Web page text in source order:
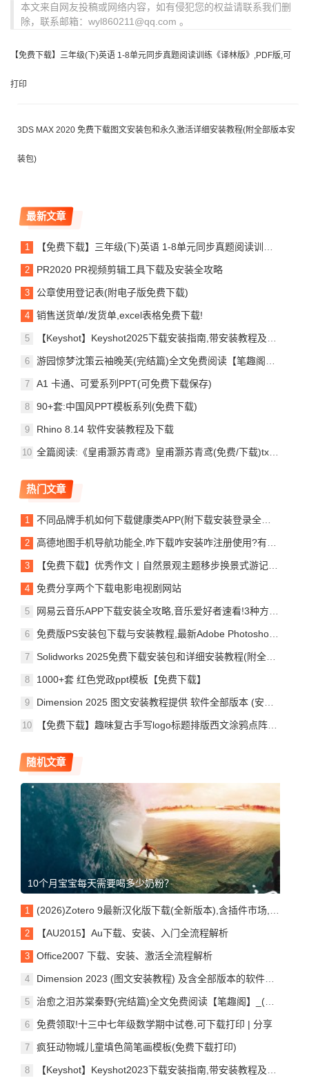
本文来自网友投稿或网络内容，如有侵犯您的权益请联系我们删
除，联系邮箱：wyl860211@qq.com 。
【免费下载】三年级(下)英语 1-8单元同步真题阅读训练《译林版》,PDF版,可
打印
3DS MAX 2020 免费下载图文安装包和永久激活详细安装教程(附全部版本安
装包)
最新文章
【免费下载】三年级(下)英语 1-8单元同步真题阅读训练《译林版》,PDF版,可打印
PR2020 PR视频剪辑工具下载及安装全攻略
公章使用登记表(附电子版免费下载)
销售送货单/发货单,excel表格免费下载!
【Keyshot】Keyshot2025下载安装指南,带安装教程及问题处理
游园惊梦沈策云袖晚芙(完结篇)全文免费阅读【笔趣阁】_(番外) (全文)游园惊梦结局 番外小说阅读_(沈策云袖晚芙)
A1 卡通、可爱系列PPT(可免费下载保存)
90+套:中国风PPT模板系列(免费下载)
Rhino 8.14 软件安装教程及下载
全篇阅读:《皇甫灏苏青鸢》皇甫灏苏青鸢(免费/下载)txt小说
热门文章
不同品牌手机如何下载健康类APP(附下载安装登录全流程)
高德地图手机导航功能全,咋下载咋安装咋注册使用?有啥注意点?
【免费下载】优秀作文丨自然景观主题移步换景式游记作文《登临黄山,静听松风》《九寨之水,流动的色彩》
免费分享两个下载电影电视剧网站
网易云音乐APP下载安装全攻略,音乐爱好者速看!3种方法轻松搞定!(附安装问题解决方案)
免费版PS安装包下载与安装教程,最新Adobe Photoshop 2026中文永久免激活版(附包详细图文教程)
Solidworks 2025免费下载安装包和详细安装教程(附全部版本安装包)
1000+套 红色党政ppt模板【免费下载】
Dimension 2025 图文安装教程提供 软件全部版本 (安装包支持)
【免费下载】趣味复古手写logo标题排版西文涂鸦点阵圆点波点英文字体Dottie – Hand-Lettered Dot Font
随机文章
10个月宝宝每天需要喝多少奶粉？
(2026)Zotero 9最新汉化版下载(全新版本),含插件市场,附保姆级教程
【AU2015】Au下载、安装、入门全流程解析
Office2007 下载、安装、激活全流程解析
Dimension 2023 (图文安装教程) 及含全部版本的软件安装包均可
治愈之泪苏棠秦野(完结篇)全文免费阅读【笔趣阁】_(番外) (全文)治愈之泪结局 番外小说阅读_(苏棠秦野)
免费领取!十三中七年级数学期中试卷,可下载打印 | 分享
疯狂动物城儿童填色简笔画模板(免费下载打印)
【Keyshot】Keyshot2023下载安装指南,带安装教程及问题处理